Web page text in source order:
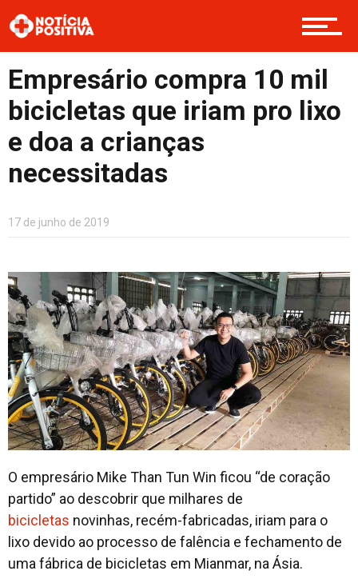
Boas Ações
Opinião
Cultura
Entretenimento
Contato
Empresário compra 10 mil
bicicletas que iriam pro lixo
e doa a crianças
necessitadas
17 de junho de 2019
O empresário Mike Than Tun Win ficou “de coração
partido” ao descobrir que milhares de
bicicletas novinhas, recém-fabricadas, iriam para o
lixo devido ao processo de falência e fechamento de
uma fábrica de bicicletas em Mianmar, na Ásia.